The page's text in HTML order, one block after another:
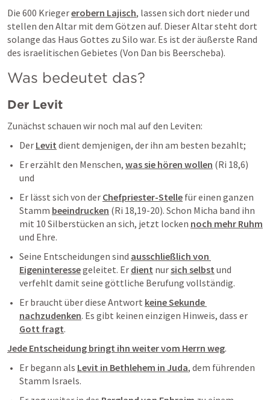
Die 600 Krieger erobern Lajisch, lassen sich dort nieder und
stellen den Altar mit dem Götzen auf. Dieser Altar steht dort
solange das Haus Gottes zu Silo war. Es ist der äußerste Rand
des israelitischen Gebietes (Von Dan bis Beerscheba).
Was bedeutet das?
Der Levit
Zunächst schauen wir noch mal auf den Leviten:
Der Levit dient demjenigen, der ihn am besten bezahlt;
Er erzählt den Menschen, was sie hören wollen (Ri 18,6)
und
Er lässt sich von der Chefpriester-Stelle für einen ganzen
Stamm beeindrucken (Ri 18,19-20). Schon Micha band ihn
mit 10 Silberstücken an sich, jetzt locken noch mehr Ruhm
und Ehre.
Seine Entscheidungen sind ausschließlich von
Eigeninteresse geleitet. Er dient nur sich selbst und
verfehlt damit seine göttliche Berufung vollständig.
Er braucht über diese Antwort keine Sekunde
nachzudenken
Gott fragt.
Jede Entscheidung bringt ihn weiter vom Herrn weg.
Er begann als Levit in Bethlehem in Juda, dem führenden
Stamm Israels.